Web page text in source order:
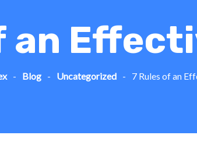
an
- Blog - Uncategorized - 7 Rules of an